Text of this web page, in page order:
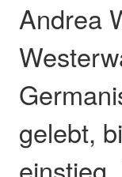
Andrea
gelebt,